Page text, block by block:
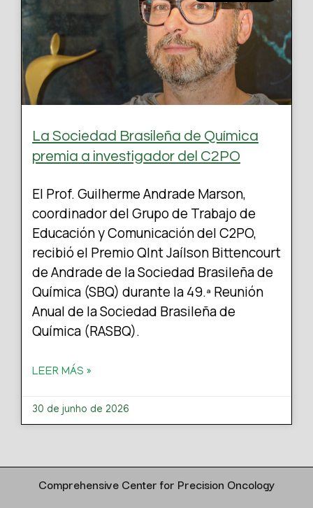
La Sociedad Brasileña de Química
premia a investigador del C2PO
El Prof. Guilherme Andrade Marson,
coordinador del Grupo de Trabajo de
Educación y Comunicación del C2PO,
recibió el Premio QInt Jaílson Bittencourt
de Andrade de la Sociedad Brasileña de
Química (SBQ) durante la 49.ª Reunión
Anual de la Sociedad Brasileña de
Química (RASBQ).
LEER MÁS »
30 de junho de 2026
Comprehensive Center for Precision Oncology